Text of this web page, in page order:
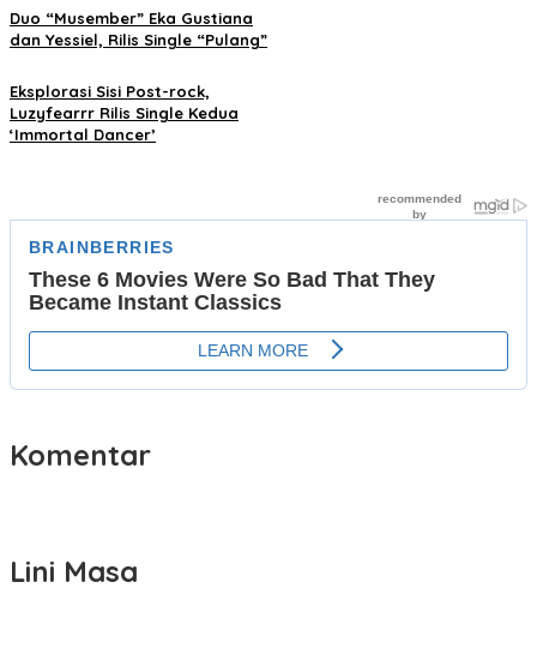
Duo “Musember” Eka Gustiana
dan Yessiel, Rilis Single “Pulang”
Eksplorasi Sisi Post-rock,
Luzyfearrr Rilis Single Kedua
‘Immortal Dancer’
Komentar
Lini Masa